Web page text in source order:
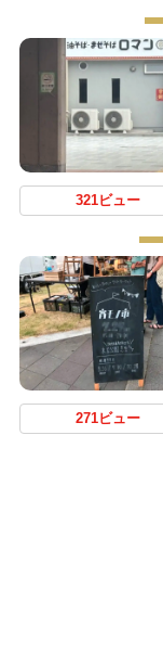
321ビュー
271ビュー